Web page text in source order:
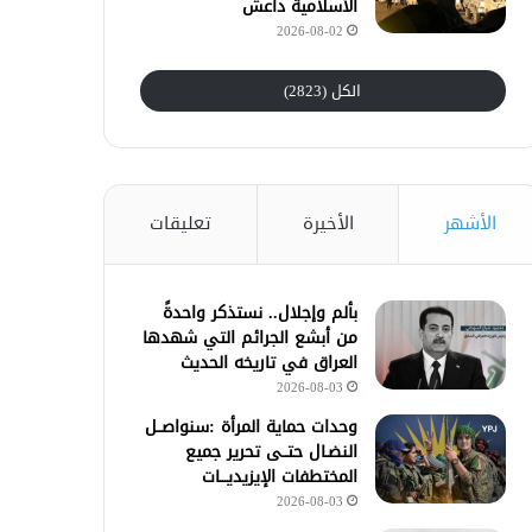
الأسلامية داعش
2026-08-02
الكل (2823)
الأشهر الأخيرة تعليقات
بألم وإجلال.. نستذكر واحدةً
من أبشع الجرائم التي شهدها
العراق في تاريخه الحديث
2026-08-03
وحدات حماية المرأة :سنواصــل
النضـال حتــى تحرير جميع
المختطفات الإيزيديـــات
2026-08-03